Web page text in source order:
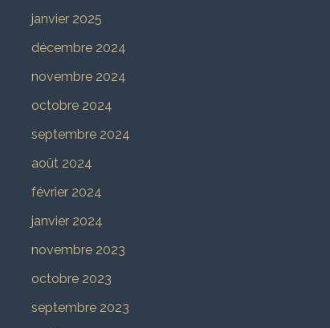
janvier 2025
décembre 2024
novembre 2024
octobre 2024
septembre 2024
août 2024
février 2024
janvier 2024
novembre 2023
octobre 2023
septembre 2023